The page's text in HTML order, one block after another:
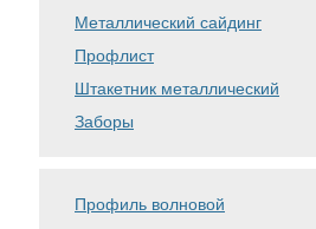
Металлический сайдинг
Профлист
Штакетник металлический
Заборы
Профиль волновой